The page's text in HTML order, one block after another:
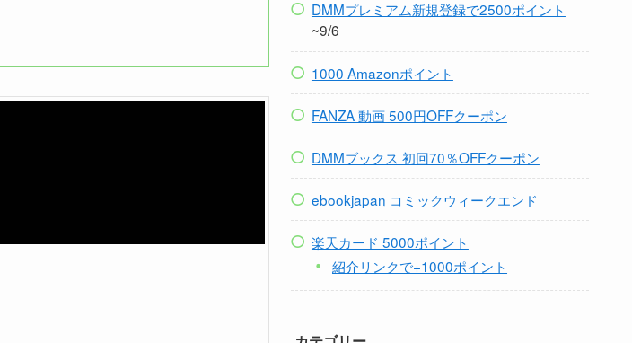
DMMプレミアム新規登録で2500ポイント
~9/6
1000 Amazonポイント
FANZA 動画 500円OFFクーポン
DMMブックス 初回70％OFFクーポン
ebookjapan コミックウィークエンド
楽天カード 5000ポイント
紹介リンクで+1000ポイント